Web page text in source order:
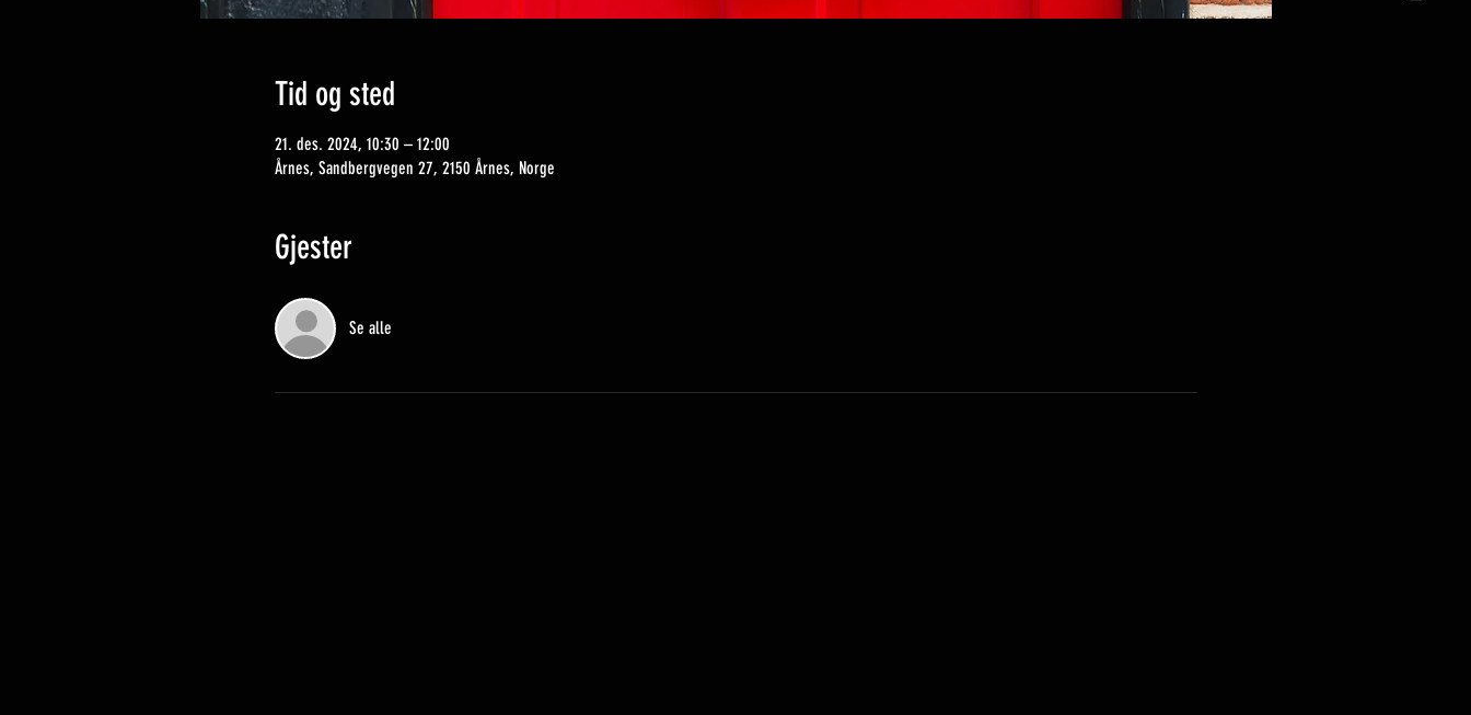
Tid og sted
21. des. 2024, 10:30 – 12:00
Årnes, Sandbergvegen 27, 2150 Årnes, Norge
Gjester
Se alle